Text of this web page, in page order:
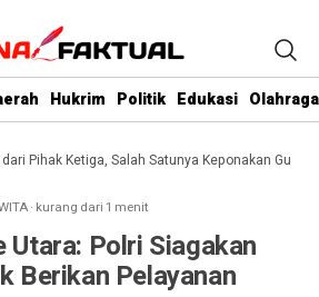
Hukrim Politik Edukasi Olahraga
Ketiga, Salah Satunya Keponakan Gubernur
· kurang dari 1 menit
Utara: Polri Siagakan
Berikan Pelayanan